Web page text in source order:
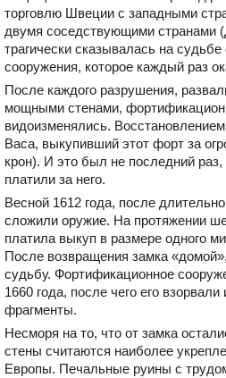
торговлю Швеции с западными
двумя соседствующими странами
трагически сказывалась на
сооружения, которое каждый раз
После каждого разрушения,
мощными стенами,
видоизменялись.
Васа, выкупивший этот форт за
крон). И это был не последний
платили за него.
Весной 1612 года, после
сложили оружие. На протяжении
платила выкуп в размере одного
После возвращения замка
судьбу. Фортификационное
1660 года, после чего его
фрагменты.
Несморя на то, что от замка
стены считаются наиболее
Европы. Печальные руины с